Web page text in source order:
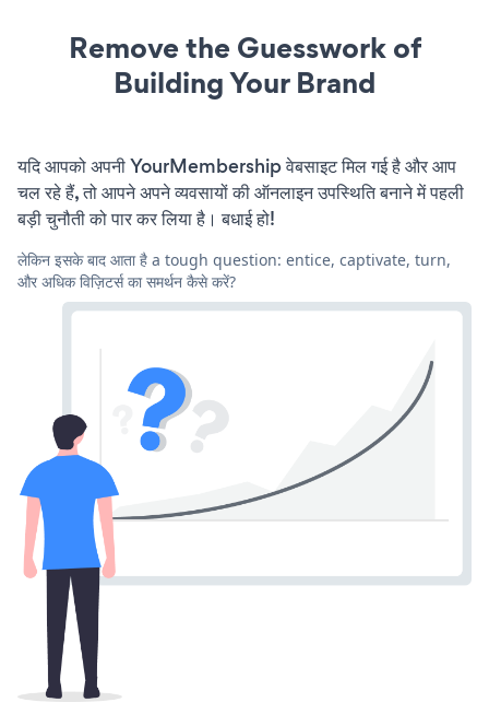
Remove the Guesswork of
Building Your Brand
यदि आपको अपनी YourMembership वेबसाइट मिल गई है और आप
चल रहे हैं, तो आपने अपने व्यवसायों की ऑनलाइन उपस्थिति बनाने में पहली
बड़ी चुनौती को पार कर लिया है। बधाई हो!
लेकिन इसके बाद आता है a tough question: entice, captivate, turn,
और अधिक विज़िटर्स का समर्थन कैसे करें?